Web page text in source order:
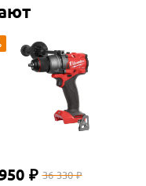
₽ 36 330 ₽